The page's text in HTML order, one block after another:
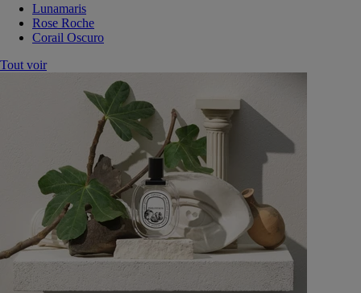
Lunamaris
Rose Roche
Corail Oscuro
Tout voir